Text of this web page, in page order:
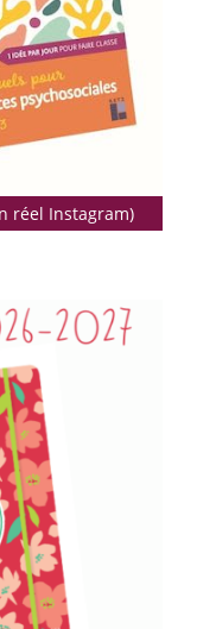
réel Instagram)